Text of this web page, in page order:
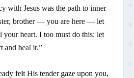
with Jesus was the path to inner
brother — you are here — let
your heart. I too must do this: let
and heal it.”
felt His tender gaze upon you,